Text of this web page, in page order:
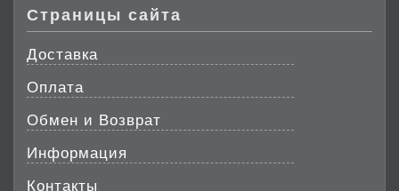
Страницы сайта
Доставка
Оплата
Обмен и Возврат
Информация
Контакты